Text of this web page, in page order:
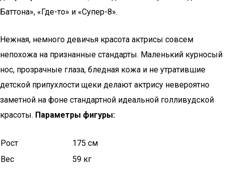
Баттона», «Где-то» и «Супер-8».
Нежная, немного девичья красота актрисы совсем
непохожа на признанные стандарты. Маленький курносый
нос, прозрачные глаза, бледная кожа и не утратившие
детской припухлости щеки делают актрису невероятно
заметной на фоне стандартной идеальной голливудской
красоты. Параметры фигуры:
Рост
175 см
Вес
59 кг